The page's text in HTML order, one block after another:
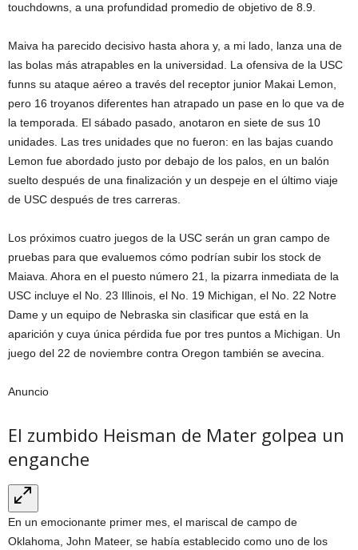
touchdowns, a una profundidad promedio de objetivo de 8.9.
Maiva ha parecido decisivo hasta ahora y, a mi lado, lanza una de
las bolas más atrapables en la universidad. La ofensiva de la USC
funns su ataque aéreo a través del receptor junior Makai Lemon,
pero 16 troyanos diferentes han atrapado un pase en lo que va de
la temporada. El sábado pasado, anotaron en siete de sus 10
unidades. Las tres unidades que no fueron: en las bajas cuando
Lemon fue abordado justo por debajo de los palos, en un balón
suelto después de una finalización y un despeje en el último viaje
de USC después de tres carreras.
Los próximos cuatro juegos de la USC serán un gran campo de
pruebas para que evaluemos cómo podrían subir los stock de
Maiava. Ahora en el puesto número 21, la pizarra inmediata de la
USC incluye el No. 23 Illinois, el No. 19 Michigan, el No. 22 Notre
Dame y un equipo de Nebraska sin clasificar que está en la
aparición y cuya única pérdida fue por tres puntos a Michigan. Un
juego del 22 de noviembre contra Oregon también se avecina.
Anuncio
El zumbido Heisman de Mater golpea un
enganche
En un emocionante primer mes, el mariscal de campo de
Oklahoma, John Mateer, se había establecido como uno de los